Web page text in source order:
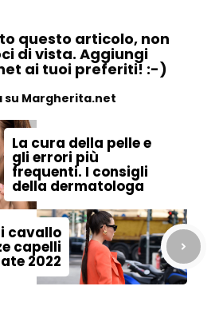
questo articolo, non
di vista. Aggiungi
ai tuoi preferiti! :-)
su Margherita.net
La cura della pelle e
gli errori più
frequenti. I consigli
della dermatologa
cavallo
capelli
2022